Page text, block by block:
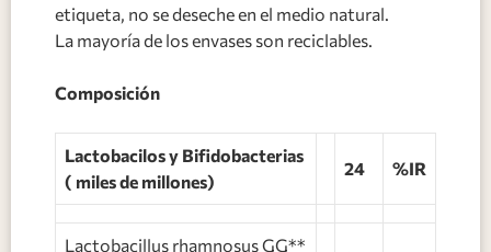
etiqueta, no se deseche en el medio natural.
La mayoría de los envases son reciclables.
Composición
Lactobacilos y Bifidobacterias
( miles de millones)
24 %IR
Lactobacillus rhamnosus GG**